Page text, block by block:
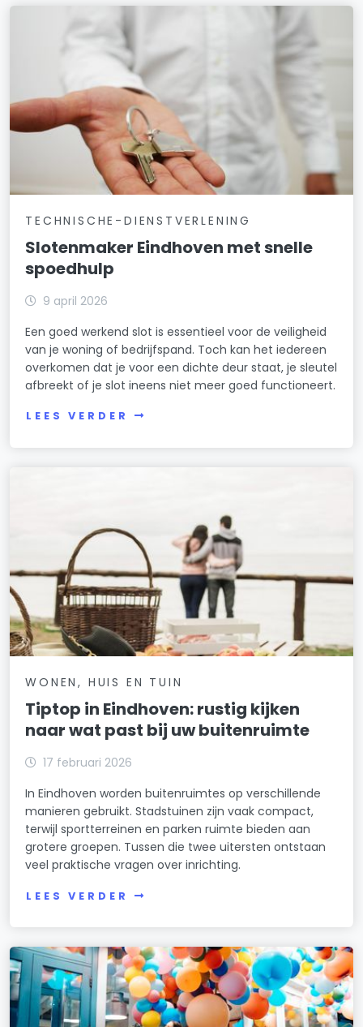
TECHNISCHE-DIENSTVERLENING
Slotenmaker Eindhoven met snelle
spoedhulp
9 april 2026
Een goed werkend slot is essentieel voor de veiligheid
van je woning of bedrijfspand. Toch kan het iedereen
overkomen dat je voor een dichte deur staat, je sleutel
afbreekt of je slot ineens niet meer goed functioneert.
LEES VERDER
WONEN, HUIS EN TUIN
Tiptop in Eindhoven: rustig kijken
naar wat past bij uw buitenruimte
17 februari 2026
In Eindhoven worden buitenruimtes op verschillende
manieren gebruikt. Stadstuinen zijn vaak compact,
terwijl sportterreinen en parken ruimte bieden aan
grotere groepen. Tussen die twee uitersten ontstaan
veel praktische vragen over inrichting.
LEES VERDER